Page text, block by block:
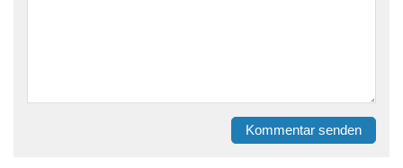
Kommentar senden